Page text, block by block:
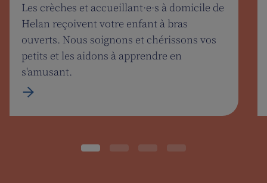
Les crèches et accueillant·e·s à domicile de
Helan reçoivent votre enfant à bras
ouverts. Nous soignons et chérissons vos
petits et les aidons à apprendre en
s'amusant.